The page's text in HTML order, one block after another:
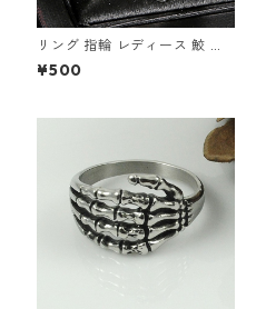
リング 指輪 レディース 鮫 ハ
ンマーヘッド シャーク アンテ
ィーク風 サメ さめ ヴィンテー
¥500